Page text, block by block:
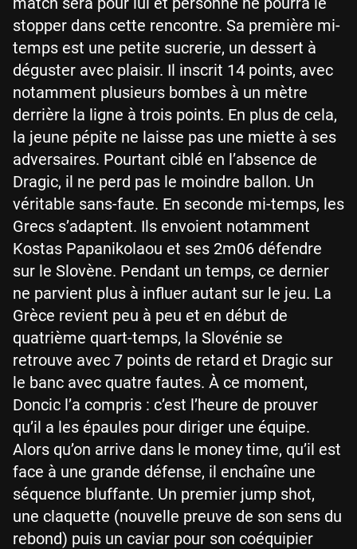
stopper dans cette rencontre. Sa première mi-
temps est une petite sucrerie, un dessert à
déguster avec plaisir. Il inscrit 14 points, avec
notamment plusieurs bombes à un mètre
derrière la ligne à trois points. En plus de cela,
la jeune pépite ne laisse pas une miette à ses
adversaires. Pourtant ciblé en l’absence de
Dragic, il ne perd pas le moindre ballon. Un
véritable sans-faute. En seconde mi-temps, les
Grecs s’adaptent. Ils envoient notamment
Kostas Papanikolaou et ses 2m06 défendre
sur le Slovène. Pendant un temps, ce dernier
ne parvient plus à influer autant sur le jeu. La
Grèce revient peu à peu et en début de
quatrième quart-temps, la Slovénie se
retrouve avec 7 points de retard et Dragic sur
le banc avec quatre fautes. À ce moment,
Doncic l’a compris : c’est l’heure de prouver
qu’il a les épaules pour diriger une équipe.
Alors qu’on arrive dans le money time, qu’il est
face à une grande défense, il enchaîne une
séquence bluffante. Un premier jump shot,
une claquette (nouvelle preuve de son sens du
rebond) puis un caviar pour son coéquipier